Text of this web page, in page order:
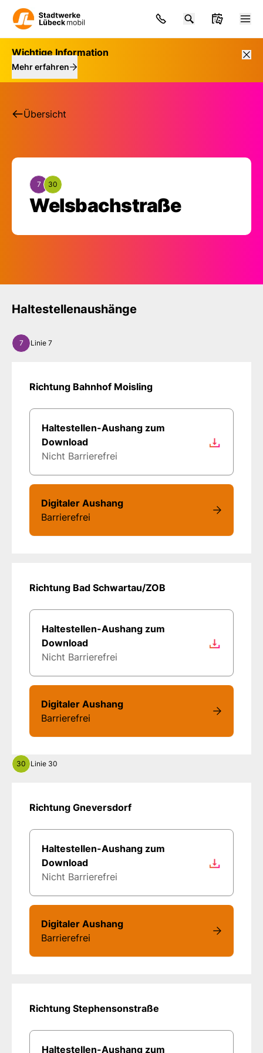
Wichtige Information
Mehr erfahren
Übersicht
Haltestelle:
Welsbachstraße
7 30
Haltestellenaushänge
7 Linie 7
Richtung Bahnhof Moisling
Haltestellen-Aushang zum
Download
Nicht Barrierefrei
Digitaler Aushang
Barrierefrei
Richtung Bad Schwartau/ZOB
Haltestellen-Aushang zum
Download
Nicht Barrierefrei
Digitaler Aushang
Barrierefrei
30 Linie 30
Richtung Gneversdorf
Haltestellen-Aushang zum
Download
Nicht Barrierefrei
Digitaler Aushang
Barrierefrei
Richtung Stephensonstraße
Haltestellen-Aushang zum